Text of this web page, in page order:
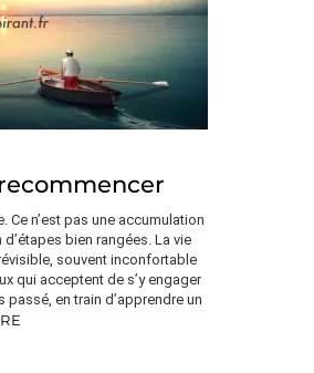
Ce n’est pas une accumulation
bien rangées. La vie
souvent inconfortable
qui acceptent de s’y engager
passé, en train d’apprendre un